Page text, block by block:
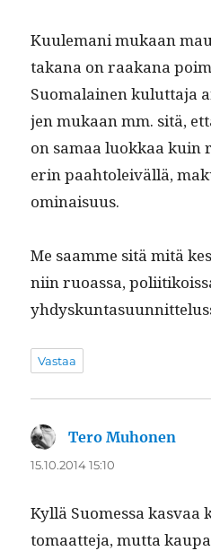
Kuule­mani mukaan
takana on raakana
Suo­ma­lainen kulut­ta­ja
jen mukaan mm. sitä,
on samaa luokkaa
erin paah­toleiväl­lä,
ominaisuus.
Me saamme sitä mitä
niin ruoas­sa,
Vastaa
Tero Muhonen
15.10.2014 15:10
Kyl­lä Suomes­sa kas­vaa
tomaat­te­ja, mut­ta